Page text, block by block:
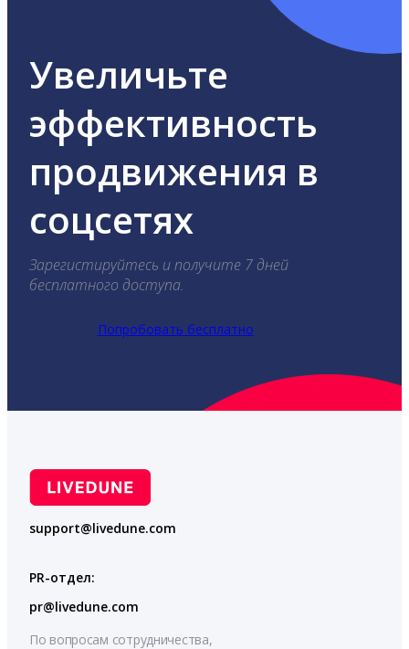
Увеличьте
эффективность
продвижения в
соцсетях
Зарегистируйтесь и получите 7 дней
бесплатного доступа.
Попробовать бесплатно
support@livedune.com
PR-отдел:
pr@livedune.com
По вопросам сотрудничества,